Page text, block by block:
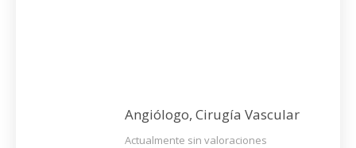
Angiólogo, Cirugía Vascular
Actualmente sin valoraciones